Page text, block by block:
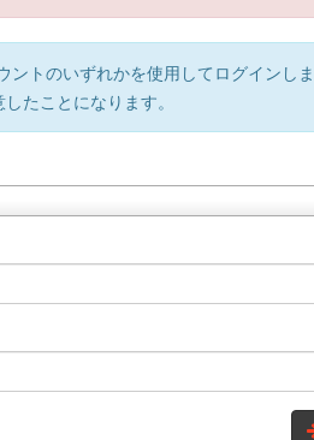
トのいずれかを使用してログインし
したことになります。